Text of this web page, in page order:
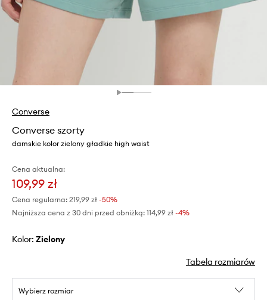
Converse
Converse szorty
damskie kolor zielony gładkie high waist
Cena aktualna:
109,99 zł
Cena regularna: 219,99 zł -50%
Najniższa cena z 30 dni przed obniżką: 114,99 zł -4%
Kolor: zielony
Tabela rozmiarów
Wybierz rozmiar